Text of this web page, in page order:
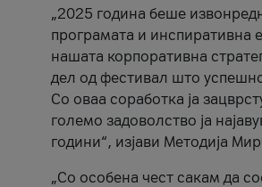
„2025 година беше
програмата и инспиративна
нашата корпоративна
дел од фестивал што
Со оваа соработка ја
големо задоволство ја
години“, изјави Методија
„Со особена чест сакам да